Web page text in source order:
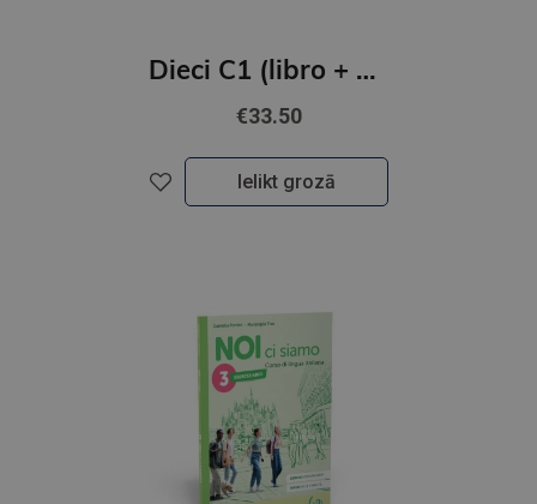
Dieci C1 (libro + audio e video online)
€33.50
Ielikt grozā